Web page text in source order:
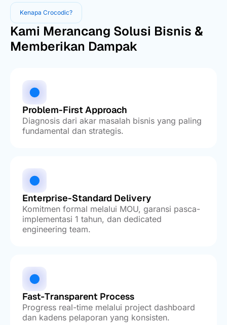
Kenapa Crocodic?
Kami Merancang Solusi Bisnis &
Memberikan Dampak
Problem-First Approach
Diagnosis dari akar masalah bisnis yang paling
fundamental dan strategis.
Enterprise-Standard Delivery
Komitmen formal melalui MOU, garansi pasca-
implementasi 1 tahun, dan dedicated
engineering team.
Fast-Transparent Process
Progress real-time melalui project dashboard
dan kadens pelaporan yang konsisten.